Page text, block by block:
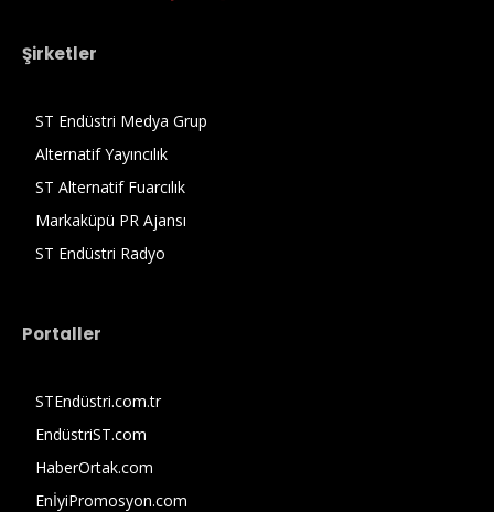
Şirketler
ST Endüstri Medya Grup
Alternatif Yayıncılık
ST Alternatif Fuarcılık
Markaküpü PR Ajansı
ST Endüstri Radyo
Portaller
STEndüstri.com.tr
EndüstriST.com
HaberOrtak.com
EnİyiPromosyon.com